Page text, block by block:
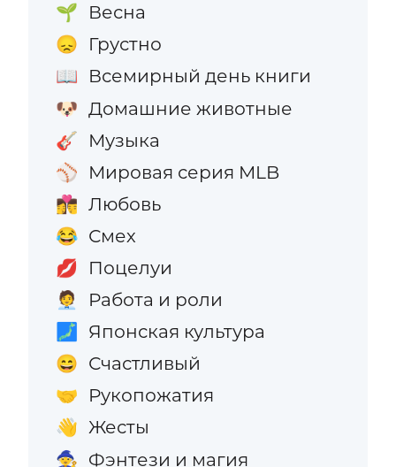
🌱 Весна
😞 Грустно
📖 Всемирный день книги
🐶 Домашние животные
🎸 Музыка
⚾ Мировая серия MLB
👩‍❤️‍💋‍👨 Любовь
😂 Смех
💋 Поцелуи
🧑‍💼 Работа и роли
🗾 Японская культура
😄 Счастливый
🤝 Рукопожатия
👋 Жесты
🧙 Фэнтези и магия